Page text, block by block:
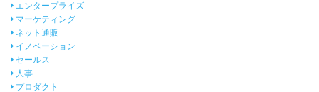
エンタープライズ
マーケティング
ネット通販
イノベーション
セールス
人事
プロダクト